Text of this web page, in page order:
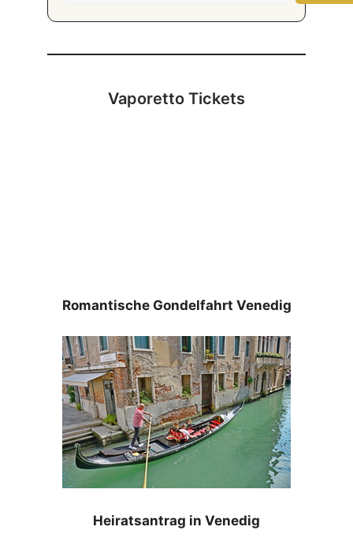
Vaporetto Tickets
Romantische Gondelfahrt Venedig
Heiratsantrag in Venedig